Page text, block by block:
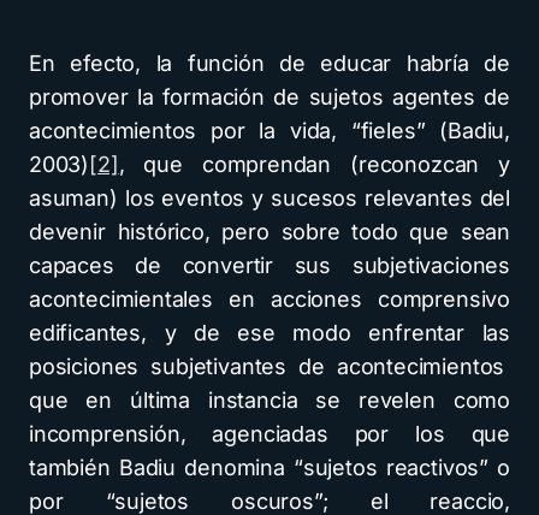
En efecto, la función de educar habría de
promover la formación de sujetos agentes de
acontecimientos por la vida, “fieles” (Badiu,
2003) [2] , que comprendan (reconozcan y
asuman) los eventos y sucesos relevantes del
devenir histórico, pero sobre todo que sean
capaces de convertir sus subjetivaciones
acontecimientales en acciones comprensivo
edificantes, y de ese modo enfrentar las
posiciones subjetivantes de acontecimientos
que en última instancia se revelen como
incomprensión, agenciadas por los que
también Badiu denomina “sujetos reactivos” o
por “sujetos oscuros”; el reaccio,